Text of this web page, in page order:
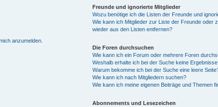
anzumelden.
Freunde und ignorierte Mitglieder
Wozu benötige ich die Listen der Freunde und
Wie kann ich Mitglieder zur Liste der Freunde oder
wieder aus den Listen entfernen?
Die Foren durchsuchen
Wie kann ich ein Forum oder mehrere Foren
Weshalb erhalte ich bei der Suche keine
Warum bekomme ich bei der Suche eine leere
Wie kann ich nach Mitgliedern suchen?
Wie kann ich meine eigenen Beiträge und Themen
Abonnements und Lesezeichen